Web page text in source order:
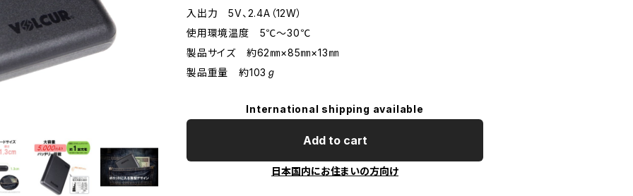
入出力 5V、2.4A（12W）
使用環境温度 5℃～30℃
製品サイズ 約62㎜×85㎜×13㎜
製品重量 約103ℊ
International shipping available
Add to cart
日本国内にお住まいの方向け